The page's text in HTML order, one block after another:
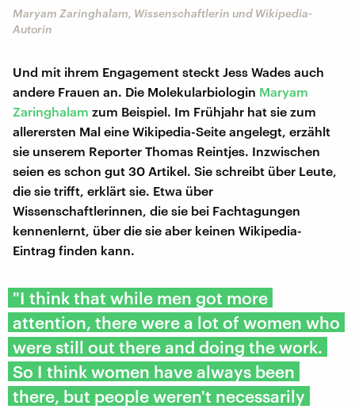
Maryam Zaringhalam, Wissenschaftlerin und Wikipedia-
Autorin
Und mit ihrem Engagement steckt Jess Wades auch
andere Frauen an. Die Molekularbiologin Maryam
Zaringhalam zum Beispiel. Im Frühjahr hat sie zum
allerersten Mal eine Wikipedia-Seite angelegt, erzählt
sie unserem Reporter Thomas Reintjes. Inzwischen
seien es schon gut 30 Artikel. Sie schreibt über Leute,
die sie trifft, erklärt sie. Etwa über
Wissenschaftlerinnen, die sie bei Fachtagungen
kennenlernt, über die sie aber keinen Wikipedia-
Eintrag finden kann.
"I think that while men got more
attention, there were a lot of women who
were still out there and doing the work.
So I think women have always been
there, but people weren't necessarily